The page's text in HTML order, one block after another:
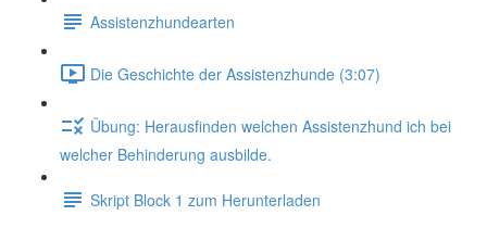
Assistenzhundearten
Die Geschichte der Assistenzhunde (3:07)
Übung: Herausfinden welchen Assistenzhund ich bei
welcher Behinderung ausbilde.
Skript Block 1 zum Herunterladen